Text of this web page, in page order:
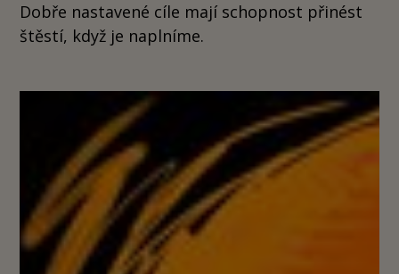
Dobře nastavené cíle mají schopnost přinést
štěstí, když je naplníme.